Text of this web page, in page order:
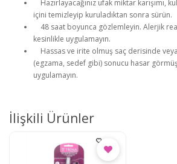
Hazırlayacağınız ufak miktar karışımı,
içini temizleyip kuruladıktan sonra sürün.
48 saat boyunca gözlemleyin. Alerjik
kesinlikle uygulamayın.
Hassas ve irite olmuş saç derisinde
(egzama, sedef gibi) sonucu hasar
uygulamayın.
İlişkili Ürünler